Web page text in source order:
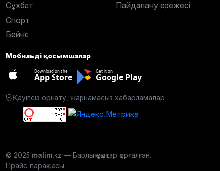
Сұхбат
Спорт
Бейне
Пайдалану ережесі
Мобильді қосымшалар
Download on the
App Store
Get it on
Google Play
Қауіпсіз орнату, жарнамасыз хабарламалар.
© 2025 malim.kz — Барлық құқықтар қорғалған.
Прайс-парақшасы